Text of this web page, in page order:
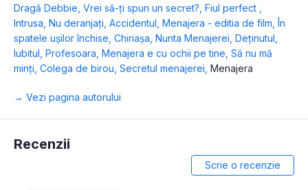
Dragă Debbie Vrei să-ți spun un secret? Fiul perfect
Intrusa Nu deranjați Accidentul Menajera - editia de film ,În
spatele ușilor închise Chiriașa Nunta Menajerei Deținutul
Iubitul Profesoara Menajera e cu ochii pe tine Să nu mă
minți Colega de birou Secretul menajerei Menajera
→ Vezi pagina autorului
Recenzii
Scrie o recenzie